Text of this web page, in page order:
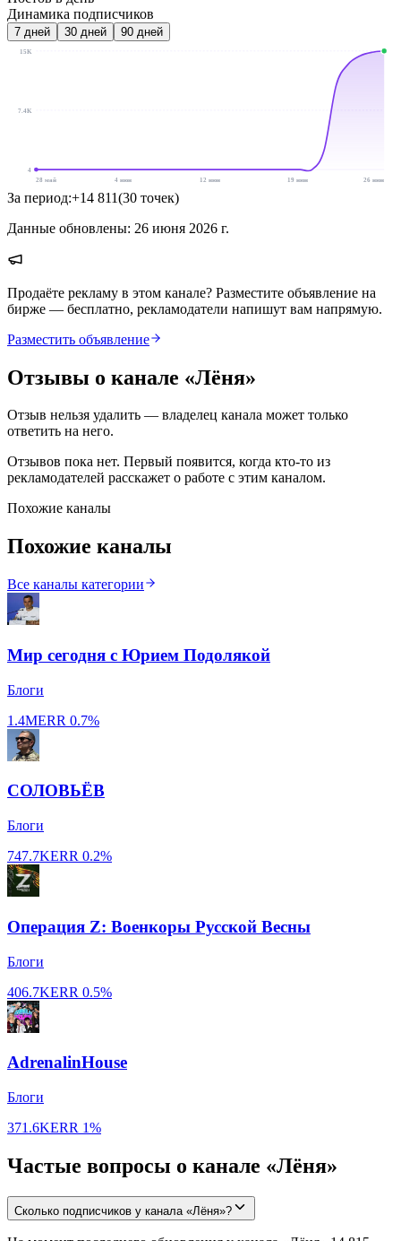
Динамика подписчиков
7 дней 30 дней 90 дней
15K
7.4K
4
28 май
4 июн 12 июн 19 июн 26 июн
За период:+14 811(30 точек)
Данные обновлены: 26 июня 2026 г.
Продаёте рекламу в этом канале? Разместите объявление на
бирже — бесплатно, рекламодатели напишут вам напрямую.
Разместить объявление
Отзывы о канале «Лёня»
Отзыв нельзя удалить — владелец канала может только
ответить на него.
Отзывов пока нет. Первый появится, когда кто-то из
рекламодателей расскажет о работе с этим каналом.
Похожие каналы
Похожие каналы
Все каналы категории
Мир сегодня с Юрием Подолякой
Блоги
1.4MERR 0.7%
СОЛОВЬЁВ
Блоги
747.7KERR 0.2%
Операция Z: Военкоры Русской Весны
Блоги
406.7KERR 0.5%
AdrenalinHouse
Блоги
371.6KERR 1%
Частые вопросы о канале «Лёня»
Сколько подписчиков у канала «Лёня»?